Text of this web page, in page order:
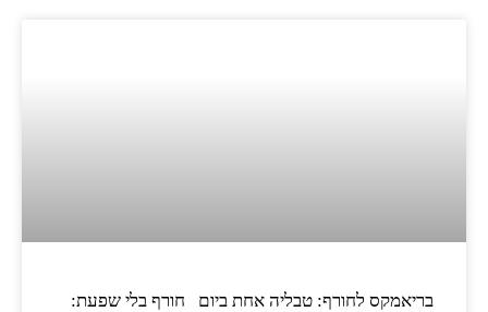
בריאמקס לחורף: טבליה אחת ביום חורף בלי שפעת: